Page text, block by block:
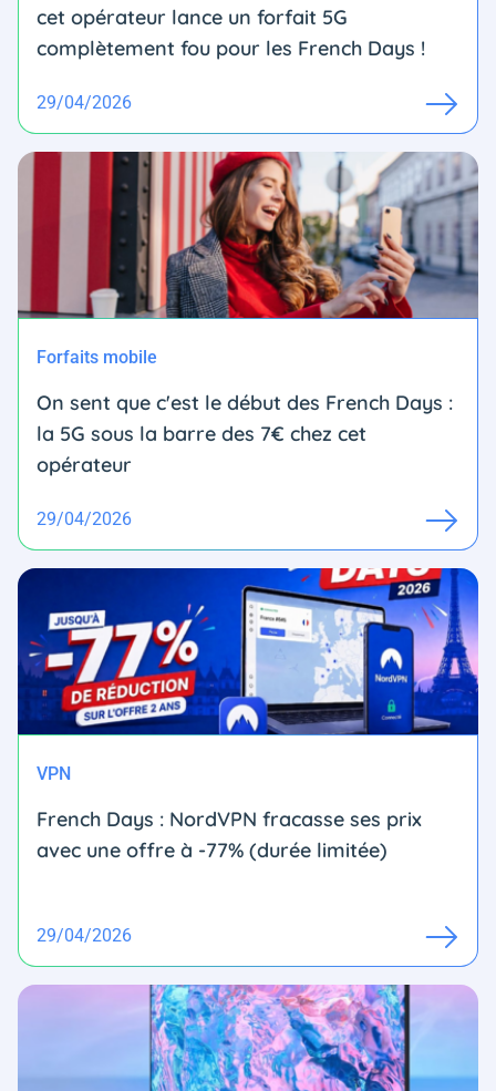
cet opérateur lance un forfait 5G
complètement fou pour les French Days !
29/04/2026
Forfaits mobile
On sent que c'est le début des French Days :
la 5G sous la barre des 7€ chez cet
opérateur
29/04/2026
VPN
French Days : NordVPN fracasse ses prix
avec une offre à -77% (durée limitée)
29/04/2026